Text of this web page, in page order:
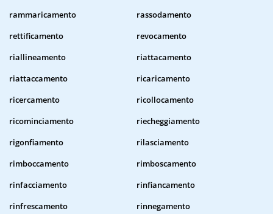
rammaricamento
rassodamento
rettificamento
revocamento
riallineamento
riattacamento
riattaccamento
ricaricamento
ricercamento
ricollocamento
ricominciamento
riecheggiamento
rigonfiamento
rilasciamento
rimboccamento
rimboscamento
rinfacciamento
rinfiancamento
rinfrescamento
rinnegamento